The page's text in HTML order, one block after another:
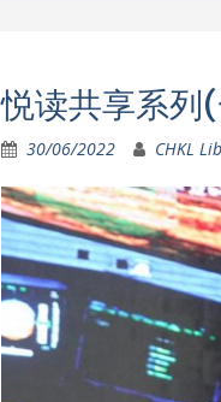
悦读共享系
30/06/2022 CHKL